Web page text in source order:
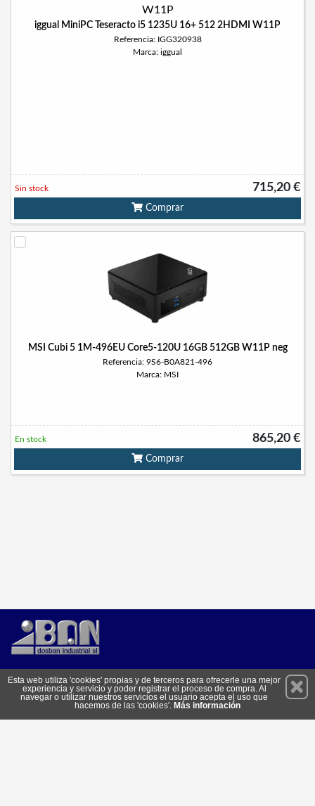
iggual MiniPC Teseracto i5 1235U 16+ 512 2HDMI W11P
Referencia: IGG320938
Marca: iggual
715,20 €
Sin stock
Comprar
MSI Cubi 5 1M-496EU Core5-120U 16GB 512GB W11P neg
Referencia: 9S6-B0A821-496
Marca: MSI
865,20 €
En stock
Comprar
Suscríbete
Esta web utiliza 'cookies' propias y de terceros para ofrecerle una mejor
experiencia y servicio y poder registrar el proceso de compra. Al
navegar o utilizar nuestros servicios el usuario acepta el uso que
hacemos de las 'cookies'. Más información